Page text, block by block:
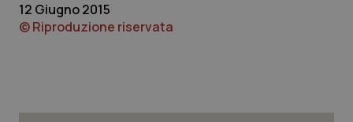
Provincia Autonoma di Bolzano
Puglia
Infezioni & Febbre
Malattie rare
12 Giugno 2015
© Riproduzione riservata